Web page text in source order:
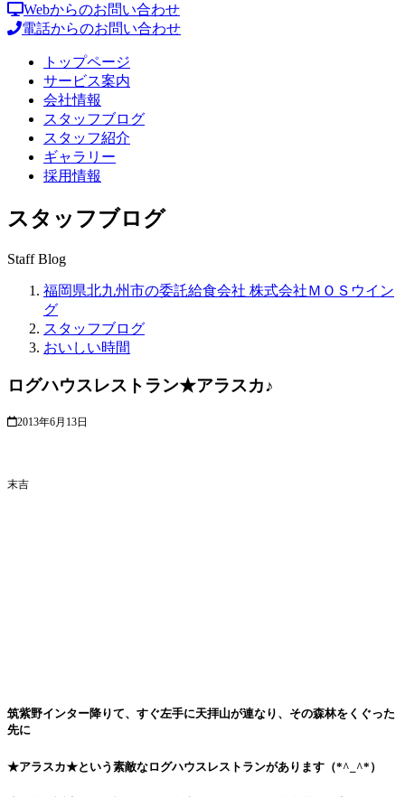
Webからのお問い合わせ
電話からのお問い合わせ
トップページ
サービス案内
会社情報
スタッフブログ
スタッフ紹介
ギャラリー
採用情報
スタッフブログ
Staff Blog
福岡県北九州市の委託給食会社 株式会社ＭＯＳウイン
グ
スタッフブログ
おいしい時間
ログハウスレストラン★アラスカ♪
2013年6月13日
末吉
筑紫野インター降りて、すぐ左手に天拝山が連なり、その森林をくぐった
先に
★アラスカ★という素敵なログハウスレストランがあります（*^_^*）